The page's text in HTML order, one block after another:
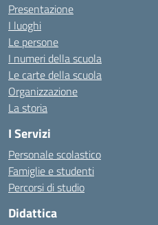
Presentazione
I luoghi
Le persone
I numeri della scuola
Le carte della scuola
Organizzazione
La storia
I Servizi
Personale scolastico
Famiglie e studenti
Percorsi di studio
Didattica